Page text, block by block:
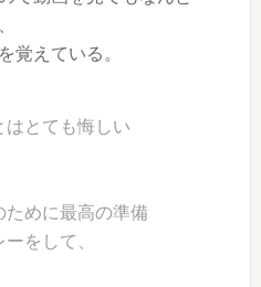
覚えている。
とても悔しい
ために最高の準備
ーをして、